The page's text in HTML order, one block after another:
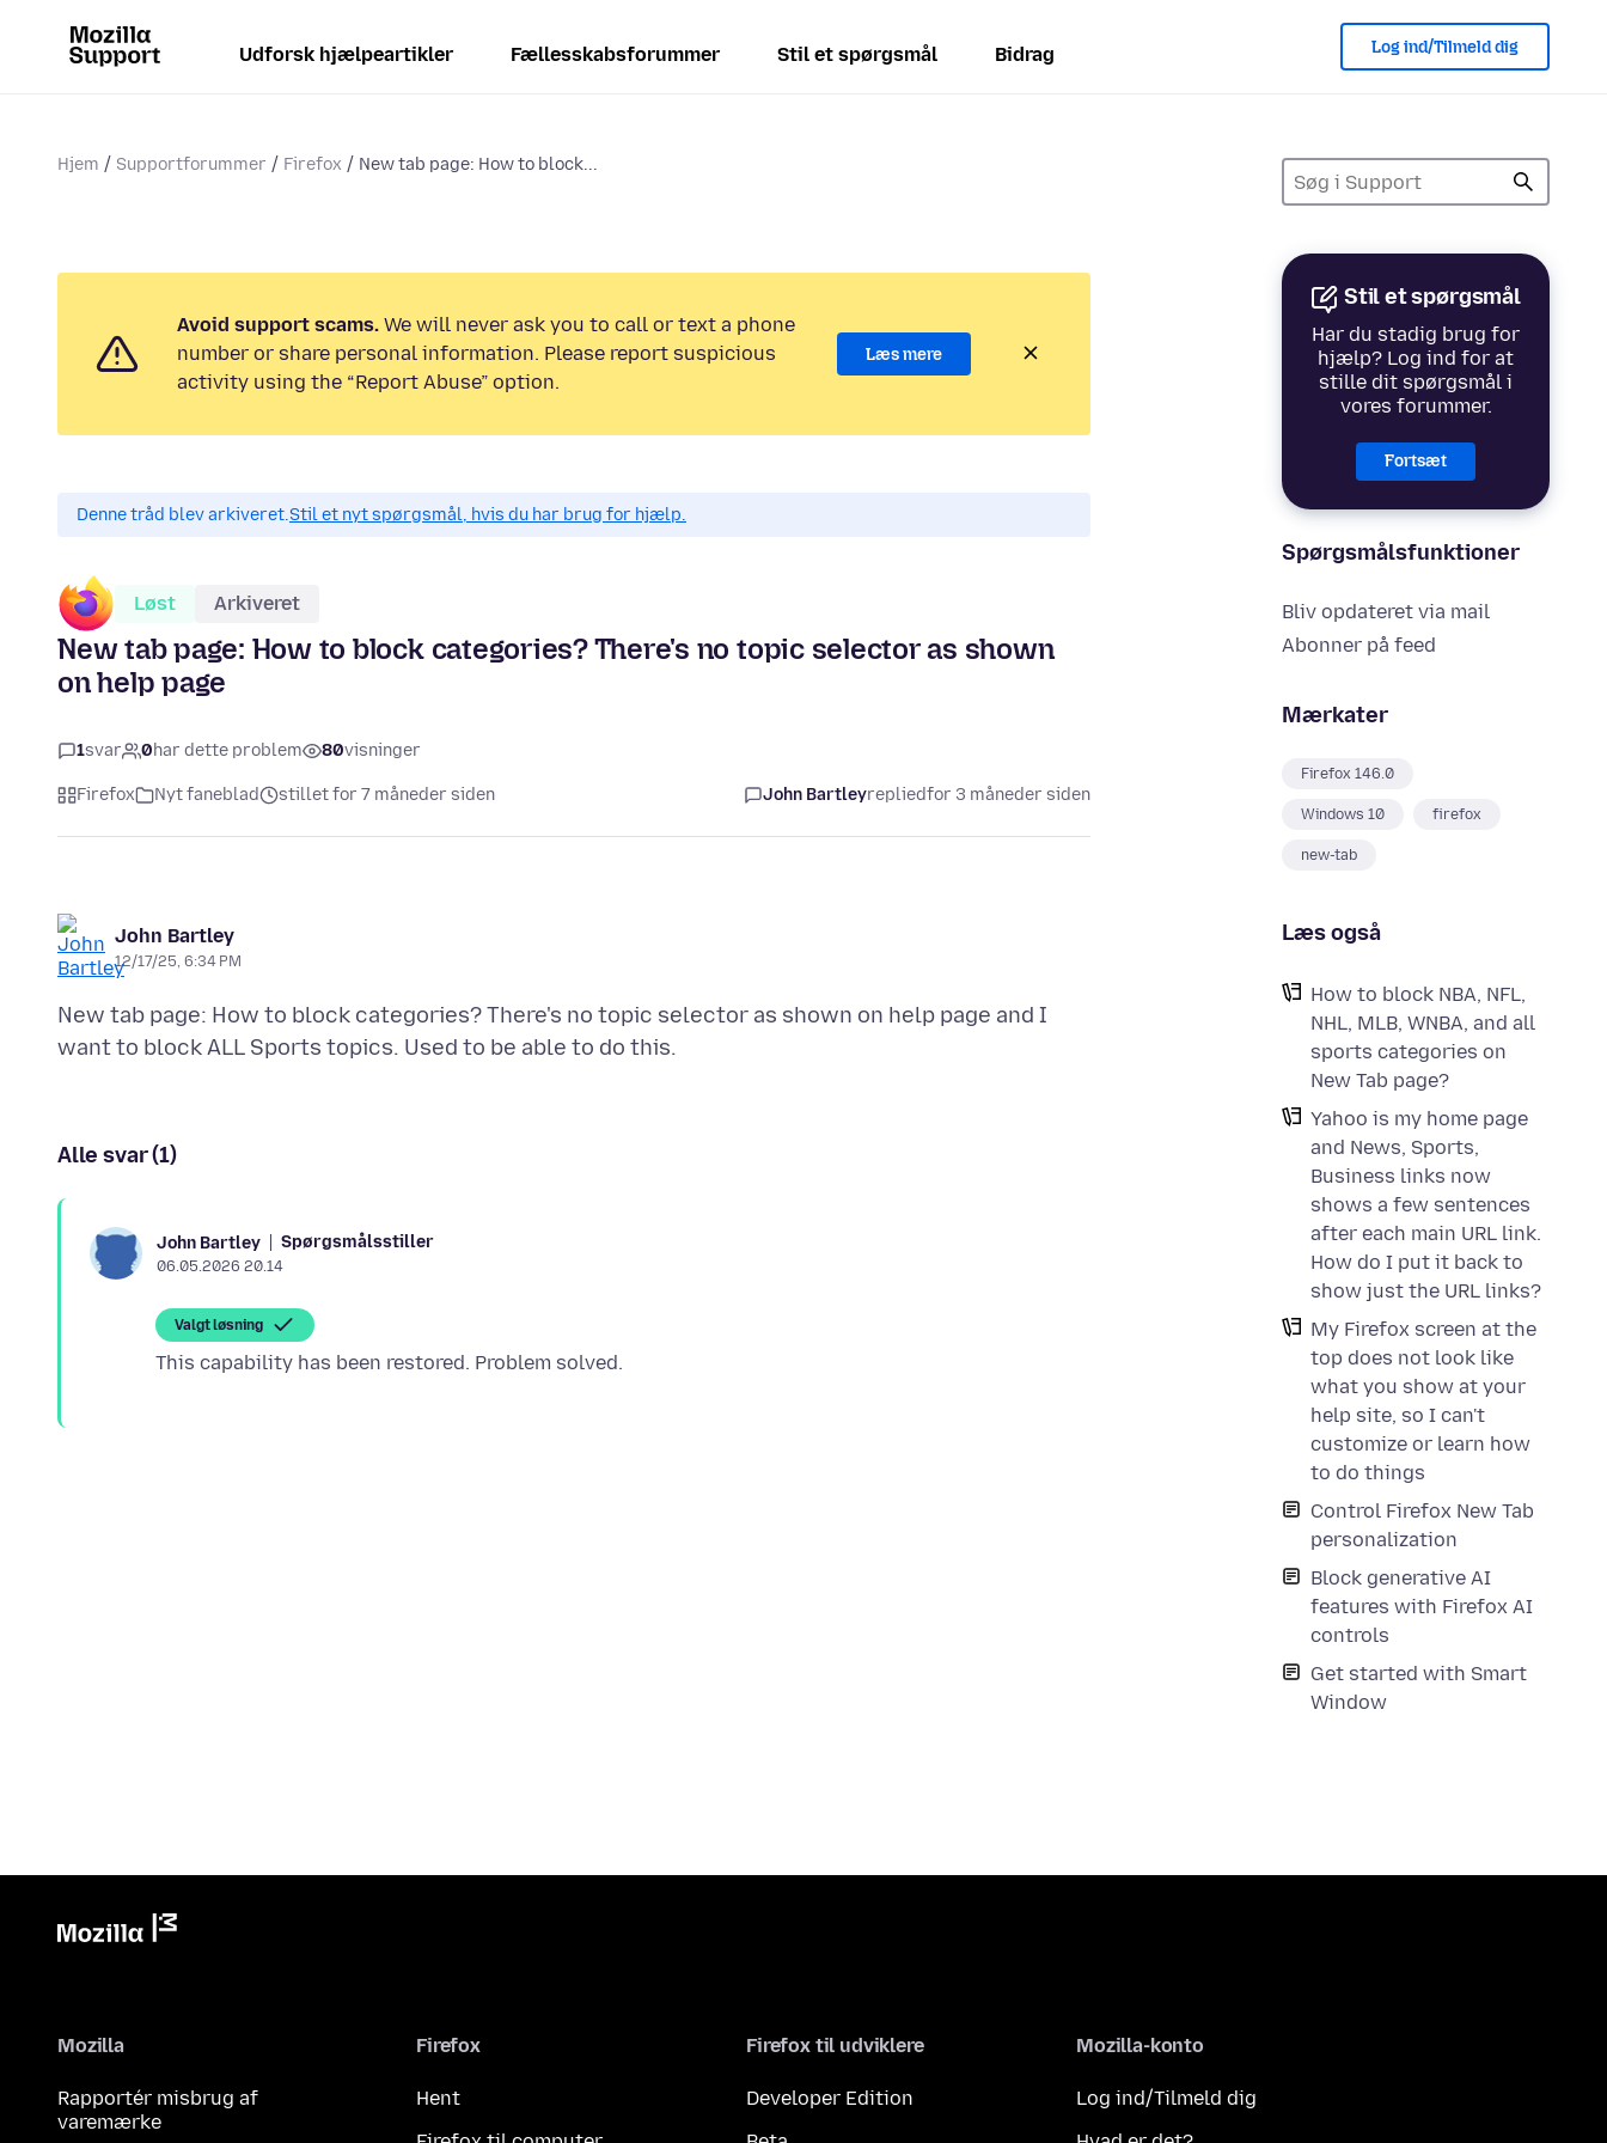
Udforsk hjælpeartikler Fællesskabsforummer Stil et spørgsmål Bidrag Log ind/Tilmeld dig
Hjem Supportforummer Firefox New tab page: How to block...
Stil et spørgsmål
Har du stadig brug for
hjælp? Log ind for at
stille dit spørgsmål i
vores forummer.
Fortsæt
Spørgsmålsfunktioner
Bliv opdateret via mail
Abonner på feed
Mærkater
Firefox 146.0
Windows 10 firefox
new-tab
Læs også
How to block NBA, NFL,
NHL, MLB, WNBA, and all
sports categories on
New Tab page?
Yahoo is my home page
and News, Sports,
Business links now
shows a few sentences
after each main URL link.
How do I put it back to
show just the URL links?
My Firefox screen at the
top does not look like
what you show at your
help site, so I can't
customize or learn how
to do things
Control Firefox New Tab
personalization
Block generative AI
features with Firefox AI
controls
Get started with Smart
Window
Avoid support scams. We will never ask you to call or text a phone
number or share personal information. Please report suspicious
activity using the “Report Abuse” option.
Læs mere
Denne tråd blev arkiveret.Stil et nyt spørgsmål, hvis du har brug for hjælp.
Løst Arkiveret
New tab page: How to block categories? There's no topic selector as shown
on help page
1svar 0har dette problem 80visninger
Firefox Nyt faneblad stillet for 7 måneder siden John Bartleyrepliedfor 3 måneder siden
John Bartley
12/17/25, 6:34 PM
New tab page: How to block categories? There's no topic selector as shown on help page and I
Alle svar (1)
John Bartley Spørgsmålsstiller
06.05.2026 20.14
Valgt løsning
Mozilla
Rapportér misbrug af
varemærke
Firefox
Hent
Firefox til udviklere
Developer Edition
Mozilla-konto
Log ind/Tilmeld dig